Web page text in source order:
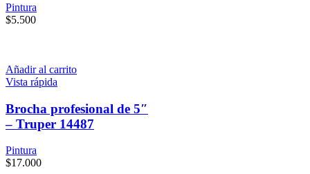
Pintura
$5.500
Añadir al carrito
Vista rápida
Brocha profesional de 5″
– Truper 14487
Pintura
$17.000